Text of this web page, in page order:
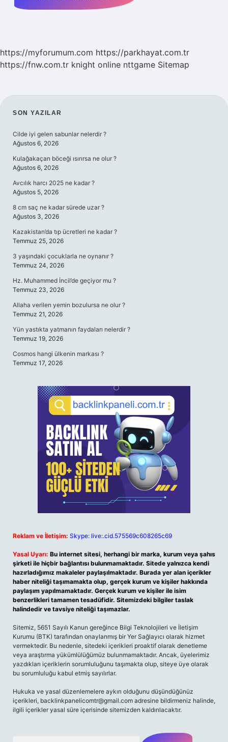
https://myforumum.com https://parkhayat.com.tr
https://fnw.com.tr knight online nttgame Sitemap
SIDEBAR
SON YAZILAR
Cilde iyi gelen sabunlar nelerdir ?
Ağustos 6, 2026
Kulağakaçan böceği ısırırsa ne olur ?
Ağustos 6, 2026
Avcılık harcı 2025 ne kadar ?
Ağustos 5, 2026
8 cm saç ne kadar sürede uzar ?
Ağustos 3, 2026
Kazakistan’da tıp ücretleri ne kadar ?
Temmuz 25, 2026
3 yaşındaki çocuklarla ne oynanır ?
Temmuz 24, 2026
Hz. Muhammed İncil’de geçiyor mu ?
Temmuz 23, 2026
Allaha verilen yemin bozulursa ne olur ?
Temmuz 21, 2026
Yün yastıkta yatmanın faydaları nelerdir ?
Temmuz 19, 2026
Cosmos hangi ülkenin markası ?
Temmuz 17, 2026
Reklam ve İletişim: Skype: live:.cid.575569c608265c69
Yasal Uyarı: Bu internet sitesi, herhangi bir marka, kurum veya şahıs
şirketi ile hiçbir bağlantısı bulunmamaktadır. Sitede yalnızca kendi
hazırladığımız makaleler paylaşılmaktadır. Burada yer alan içerikler
haber niteliği taşımamakta olup, gerçek kurum ve kişiler hakkında
paylaşım yapılmamaktadır. Gerçek kurum ve kişiler ile isim
benzerlikleri tamamen tesadüfidir. Sitemizdeki bilgiler taslak
halindedir ve tavsiye niteliği taşımazlar.
Sitemiz, 5651 Sayılı Kanun gereğince Bilgi Teknolojileri ve İletişim
Kurumu (BTK) tarafından onaylanmış bir Yer Sağlayıcı olarak hizmet
vermektedir. Bu nedenle, sitedeki içerikleri proaktif olarak denetleme
veya araştırma yükümlülüğümüz bulunmamaktadır. Ancak, üyelerimiz
yazdıkları içeriklerin sorumluluğunu taşımakta olup, siteye üye olarak
bu sorumluluğu kabul etmiş sayılırlar.
Hukuka ve yasal düzenlemelere aykırı olduğunu düşündüğünüz
içerikleri, backlinkpanelicomtr@gmail.com adresine bildirmeniz halinde,
ilgili içerikler yasal süre içerisinde sitemizden kaldırılacaktır.